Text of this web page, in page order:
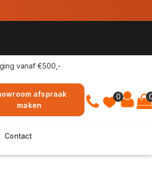
vanaf €500,-
0
afspraak
maken
Contact